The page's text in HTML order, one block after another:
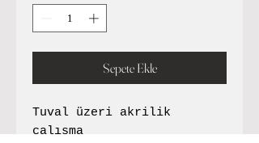
Sepete Ekle
Tuval üzeri akrilik
çalışma